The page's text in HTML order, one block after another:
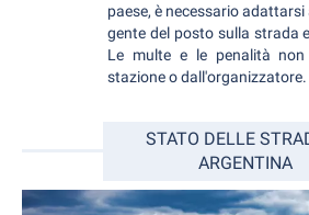
paese, è necessario
gente del posto sulla strada
Le multe e le penalità
stazione o dall'organizzatore.
STATO DELLE
ARGENTINA